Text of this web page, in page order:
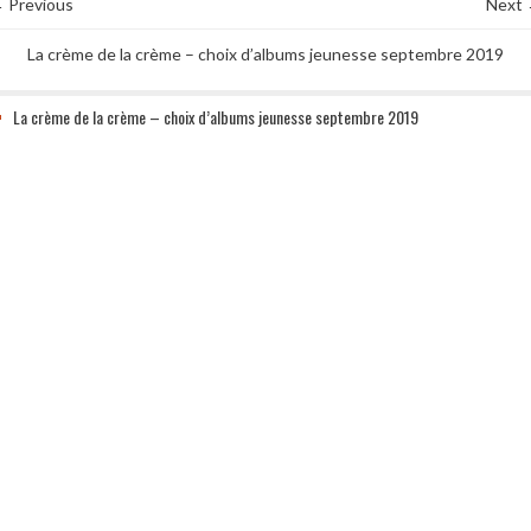
Next
La crème de la crème – choix d’albums jeunesse septembre 2019
La crème de la crème – choix d’albums jeunesse septembre 2019